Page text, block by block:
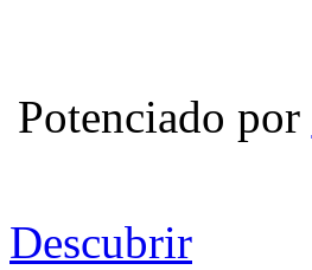
Potenciado por
Descubrir